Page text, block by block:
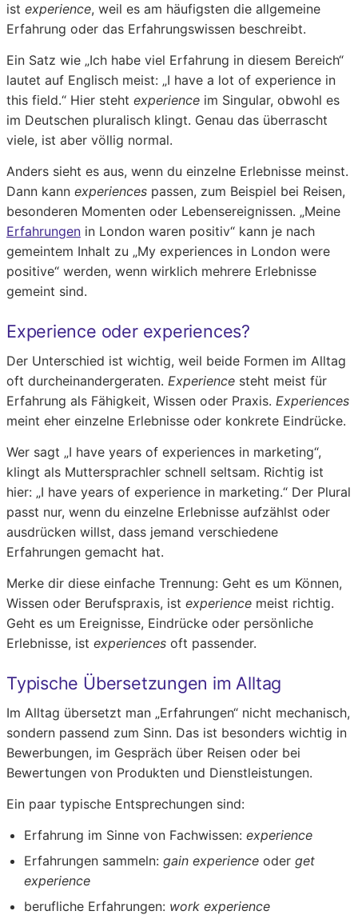
ist experience, weil es am häufigsten die allgemeine
Erfahrung oder das Erfahrungswissen beschreibt.
Ein Satz wie „Ich habe viel Erfahrung in diesem Bereich“
lautet auf Englisch meist: „I have a lot of experience in
this field.“ Hier steht experience im Singular, obwohl es
im Deutschen pluralisch klingt. Genau das überrascht
viele, ist aber völlig normal.
Anders sieht es aus, wenn du einzelne Erlebnisse meinst.
Dann kann experiences passen, zum Beispiel bei Reisen,
besonderen Momenten oder Lebensereignissen. „Meine
Erfahrungen in London waren positiv“ kann je nach
gemeintem Inhalt zu „My experiences in London were
positive“ werden, wenn wirklich mehrere Erlebnisse
gemeint sind.
Experience oder experiences?
Der Unterschied ist wichtig, weil beide Formen im Alltag
oft durcheinandergeraten. Experience steht meist für
Erfahrung als Fähigkeit, Wissen oder Praxis. Experiences
meint eher einzelne Erlebnisse oder konkrete Eindrücke.
Wer sagt „I have years of experiences in marketing“,
klingt als Muttersprachler schnell seltsam. Richtig ist
hier: „I have years of experience in marketing.“ Der Plural
passt nur, wenn du einzelne Erlebnisse aufzählst oder
ausdrücken willst, dass jemand verschiedene
Erfahrungen gemacht hat.
Merke dir diese einfache Trennung: Geht es um Können,
Wissen oder Berufspraxis, ist experience meist richtig.
Geht es um Ereignisse, Eindrücke oder persönliche
Erlebnisse, ist experiences oft passender.
Typische Übersetzungen im Alltag
Im Alltag übersetzt man „Erfahrungen“ nicht mechanisch,
sondern passend zum Sinn. Das ist besonders wichtig in
Bewerbungen, im Gespräch über Reisen oder bei
Bewertungen von Produkten und Dienstleistungen.
Ein paar typische Entsprechungen sind:
Erfahrung im Sinne von Fachwissen: experience
Erfahrungen sammeln: gain experience oder get
experience
berufliche Erfahrungen: work experience